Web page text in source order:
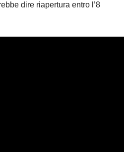
dire riapertura entro l’8